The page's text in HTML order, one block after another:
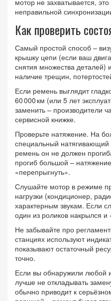
мотор не захватывается,
неправильной
Как проверить
Самый простой способ –
крышку цепи (если ваш
снятия множества деталей)
наличие трещин,
Если ремень выглядит
60 000 км (или 5 лет
заменить – производители
сервисной книжке.
Проверьте натяжение. На
специальный
ремень он не должен
прогиб большой –
«перепрыгнуть».
Слушайте мотор в режиме
нагрузки (кондиционер,
характерным звукам. Если
один из роликов накрылся и
Не забывайте про
станциях используют
показывают остаточный
точно.
Если вы обнаружили любой
лучше не откладывать
обычно приводит к